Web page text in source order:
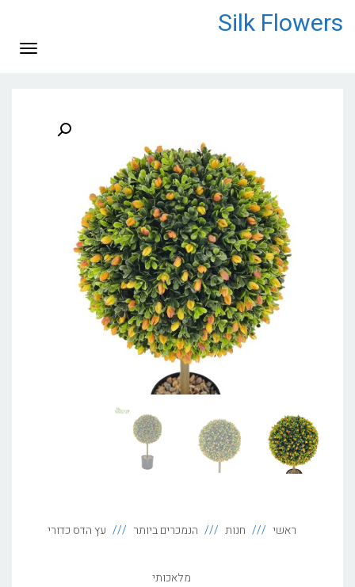
Silk Flowers
ראשי חנות הנמכרים ביותר עץ הדס כדורי
מלאכותי